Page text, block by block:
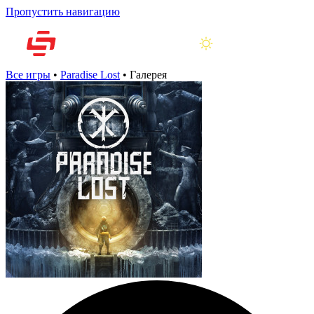
Пропустить навигацию
Все игры • Paradise Lost • Галерея